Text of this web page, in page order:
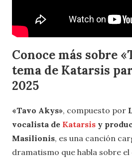
Conoce más sobre
tema de Katarsis
2025
«Tavo Akys», compuesto por
vocalista de Katarsis y
Masilionis, es una canción
dramatismo que habla sobre el